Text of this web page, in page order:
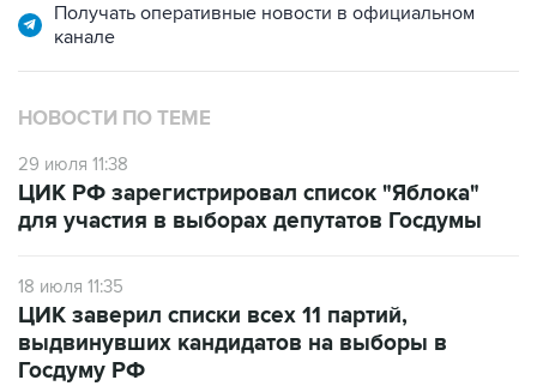
Получать оперативные новости в официальном
канале
НОВОСТИ ПО ТЕМЕ
29 июля 11:38
ЦИК РФ зарегистрировал список "Яблока"
для участия в выборах депутатов Госдумы
18 июля 11:35
ЦИК заверил списки всех 11 партий,
выдвинувших кандидатов на выборы в
Госдуму РФ